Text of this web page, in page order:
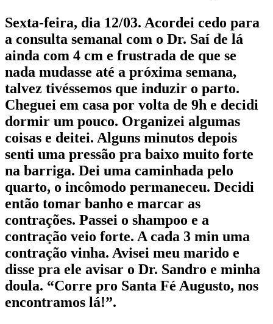
Sexta-feira, dia 12/03. Acordei cedo para
a consulta semanal com o Dr. Saí de lá
ainda com 4 cm e frustrada de que se
nada mudasse até a próxima semana,
talvez tivéssemos que induzir o parto.
Cheguei em casa por volta de 9h e decidi
dormir um pouco. Organizei algumas
coisas e deitei. Alguns minutos depois
senti uma pressão pra baixo muito forte
na barriga. Dei uma caminhada pelo
quarto, o incômodo permaneceu. Decidi
então tomar banho e marcar as
contrações. Passei o shampoo e a
contração veio forte. A cada 3 min uma
contração vinha. Avisei meu marido e
disse pra ele avisar o Dr. Sandro e minha
doula. “Corre pro Santa Fé Augusto, nos
encontramos lá!”.